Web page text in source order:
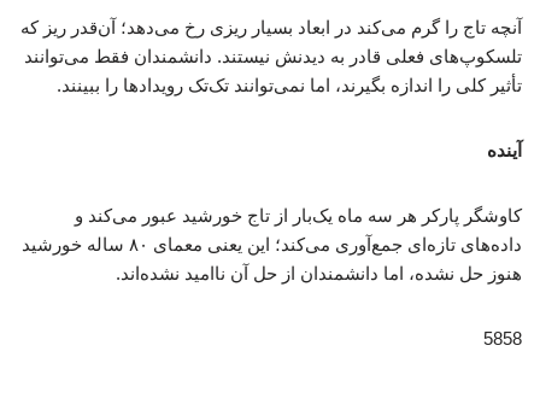
آنچه تاج را گرم می‌کند در ابعاد بسیار ریزی رخ می‌دهد؛ آن‌قدر ریز که
تلسکوپ‌های فعلی قادر به دیدنش نیستند. دانشمندان فقط می‌توانند
تأثیر کلی را اندازه بگیرند، اما نمی‌توانند تک‌تک رویدادها را ببینند.
آینده
کاوشگر پارکر هر سه ماه یک‌بار از تاج خورشید عبور می‌کند و
داده‌های تازه‌ای جمع‌آوری می‌کند؛ این یعنی معمای ۸۰ ساله خورشید
هنوز حل نشده، اما دانشمندان از حل آن ناامید نشده‌اند.
5858